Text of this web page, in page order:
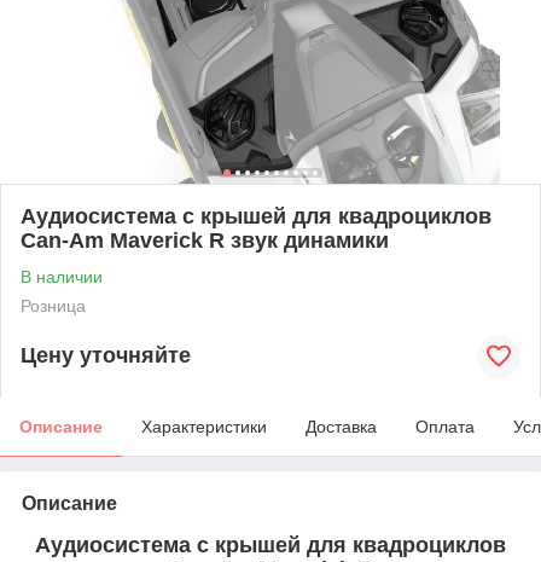
Аудиосистема c крышей для квадроциклов
Can-Am Maverick R звук динамики
В наличии
Розница
Цену уточняйте
Описание Характеристики Доставка Оплата
Описание
Аудиосистема c крышей для квадроциклов